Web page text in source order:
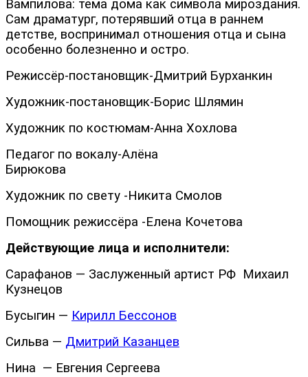
Вампилова: тема дома как символа мироздания.
Сам драматург, потерявший отца в раннем
детстве, воспринимал отношения отца и сына
особенно болезненно и остро.
Режиссёр-постановщик-Дмитрий Бурханкин
Художник-постановщик-Борис Шлямин
Художник по костюмам-Анна Хохлова
Педагог по вокалу-Алёна
Художник по свету -Никита Смолов
Помощник режиссёра -Елена Кочетова
Действующие лица и исполнители:
Сарафанов — Заслуженный артист РФ Михаил
Кузнецов
Бусыгин — Кирилл Бессонов
Сильва — Дмитрий Казанцев
Нина — Евгения Сергеева